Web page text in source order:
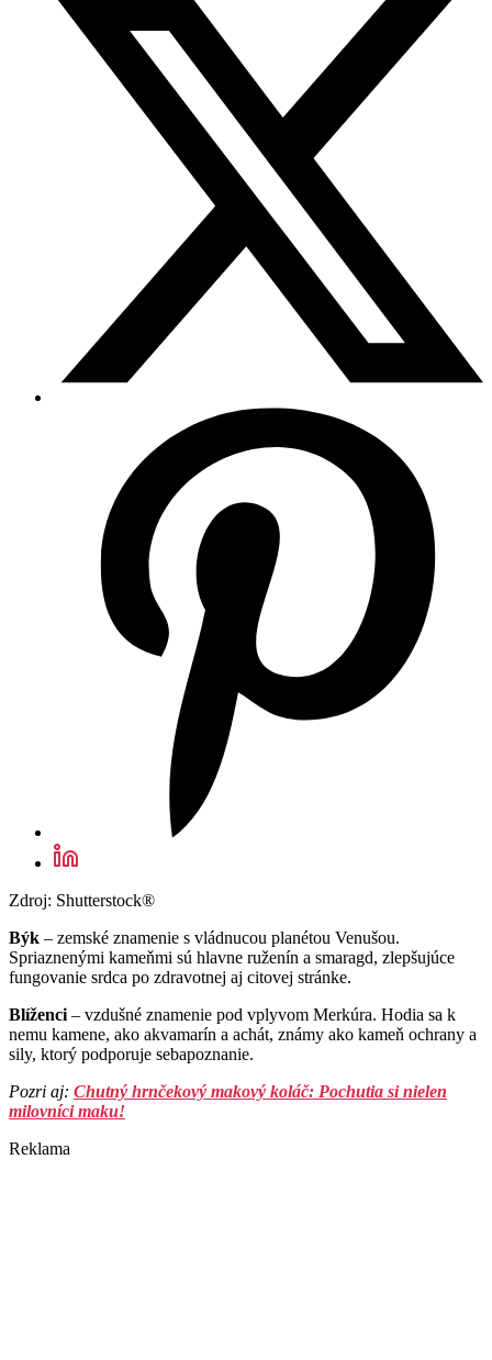
Zdroj: Shutterstock®
Býk – zemské znamenie s vládnucou planétou Venušou.
Spriaznenými kameňmi sú hlavne ruženín a smaragd, zlepšujúce
fungovanie srdca po zdravotnej aj citovej stránke.
Blíženci – vzdušné znamenie pod vplyvom Merkúra. Hodia sa k
nemu kamene, ako akvamarín a achát, známy ako kameň ochrany a
sily, ktorý podporuje sebapoznanie.
Pozri aj: Chutný hrnčekový makový koláč: Pochutia si nielen
milovníci maku!
Reklama